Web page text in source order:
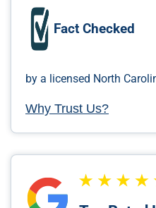
Fact Checked
by a licensed North
Why Trust Us?